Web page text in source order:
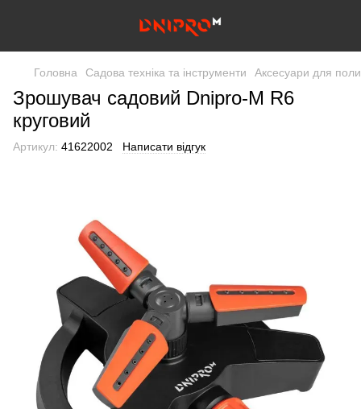
Головна Садова техніка та інструменти Аксесуари для
Зрошувач садовий Dnipro-M R6
круговий
Артикул: 41622002 Написати відгук